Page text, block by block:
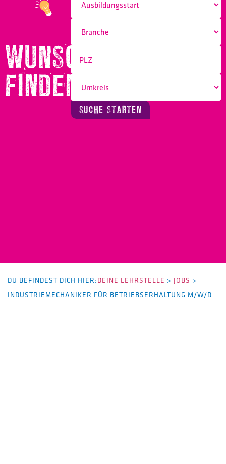
WUNSCHBERUF
FINDEN!
SUCHE STARTEN
DU BEFINDEST DICH HIER:DEINE LEHRSTELLE > JOBS >
INDUSTRIEMECHANIKER FÜR BETRIEBSERHALTUNG M/W/D